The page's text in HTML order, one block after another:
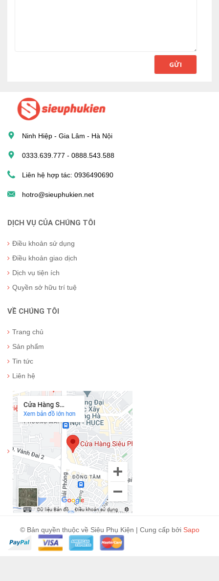
GỬI
Ninh Hiệp - Gia Lâm - Hà Nội
0333.639.777 - 0888.543.588
Liên hệ hợp tác: 0936490690
hotro@sieuphukien.net
DỊCH VỤ CỦA CHÚNG TÔI
Điều khoản sử dụng
Điều khoản giao dịch
Dịch vụ tiện ích
Quyền sở hữu trí tuệ
VỀ CHÚNG TÔI
Trang chủ
Sản phẩm
Tin tức
Liên hệ
© Bản quyền thuộc về Siêu Phụ Kiện | Cung cấp bởi Sapo